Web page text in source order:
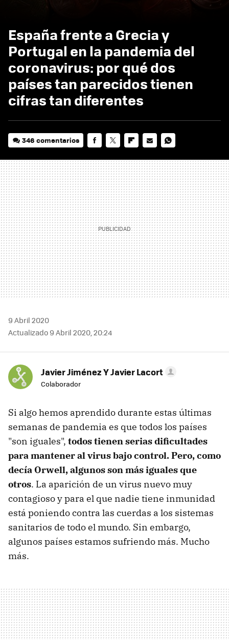
España frente a Grecia y
Portugal en la pandemia del
coronavirus: por qué dos
países tan parecidos tienen
cifras tan diferentes
346 comentarios
MAIL
9 Abril 2020
Actualizado 9 Abril 2020, 20:24
Javier Jiménez Y Javier Lacort
Colaborador
Si algo hemos aprendido durante estas últimas
semanas de pandemia es que todos los países
"son iguales", todos tienen serias dificultades
para mantener al virus bajo control. Pero, como
decía Orwell, algunos son más iguales que
otros. La aparición de un virus nuevo muy
contagioso y para el que nadie tiene inmunidad
está poniendo contra las cuerdas a los sistemas
sanitarios de todo el mundo. Sin embargo,
algunos países estamos sufriendo más. Mucho
más.